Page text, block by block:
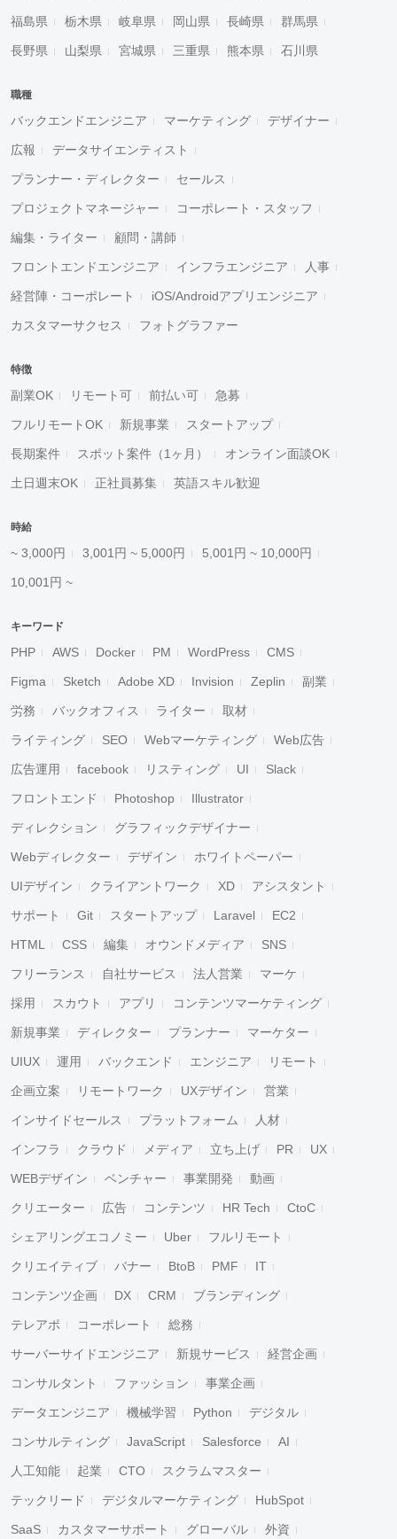
福島県 栃木県 岐阜県 岡山県 長崎県 群馬県
長野県 山梨県 宮城県 三重県 熊本県 石川県
職種
バックエンドエンジニア マーケティング デザイナー
広報 データサイエンティスト
プランナー・ディレクター セールス
プロジェクトマネージャー コーポレート・スタッフ
編集・ライター 顧問・講師
フロントエンドエンジニア インフラエンジニア 人事
経営陣・コーポレート iOS/Androidアプリエンジニア
カスタマーサクセス フォトグラファー
特徴
副業OK リモート可 前払い可 急募
フルリモートOK 新規事業 スタートアップ
長期案件 スポット案件（1ヶ月） オンライン面談OK
土日週末OK 正社員募集 英語スキル歓迎
時給
~ 3,000円 3,001円 ~ 5,000円 5,001円 ~ 10,000円
10,001円 ~
キーワード
PHP AWS Docker PM WordPress CMS
Figma Sketch Adobe XD Invision Zeplin 副業
労務 バックオフィス ライター 取材
ライティング SEO Webマーケティング Web広告
広告運用 facebook リスティング UI Slack
フロントエンド Photoshop Illustrator
ディレクション グラフィックデザイナー
Webディレクター デザイン ホワイトペーパー
UIデザイン クライアントワーク XD アシスタント
サポート Git スタートアップ Laravel EC2
HTML CSS 編集 オウンドメディア SNS
フリーランス 自社サービス 法人営業 マーケ
採用 スカウト アプリ コンテンツマーケティング
新規事業 ディレクター プランナー マーケター
UIUX 運用 バックエンド エンジニア リモート
企画立案 リモートワーク UXデザイン 営業
インサイドセールス プラットフォーム 人材
インフラ クラウド メディア 立ち上げ PR UX
WEBデザイン ベンチャー 事業開発 動画
クリエーター 広告 コンテンツ HR Tech CtoC
シェアリングエコノミー Uber フルリモート
クリエイティブ バナー BtoB PMF IT
コンテンツ企画 DX CRM ブランディング
テレアポ コーポレート 総務
サーバーサイドエンジニア 新規サービス 経営企画
コンサルタント ファッション 事業企画
データエンジニア 機械学習 Python デジタル
コンサルティング JavaScript Salesforce AI
人工知能 起業 CTO スクラムマスター
テックリード デジタルマーケティング HubSpot
SaaS カスタマーサポート グローバル 外資